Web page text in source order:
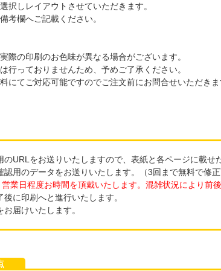
択しレイアウトさせていただきます。
考欄へご記載ください。
際の印刷のお色味が異なる場合がございます。
行っておりませんため、予めご了承ください。
にてご対応可能ですのでご注文前にお問合せいただきま
URLをお送りいたしますので、表紙と各ページに載せ
用のデータをお送りいたします。（3回まで無料で修正
業日程度お時間を頂戴いたします。混雑状況により前後
に印刷へと進行いたします。
届けいたします。
点